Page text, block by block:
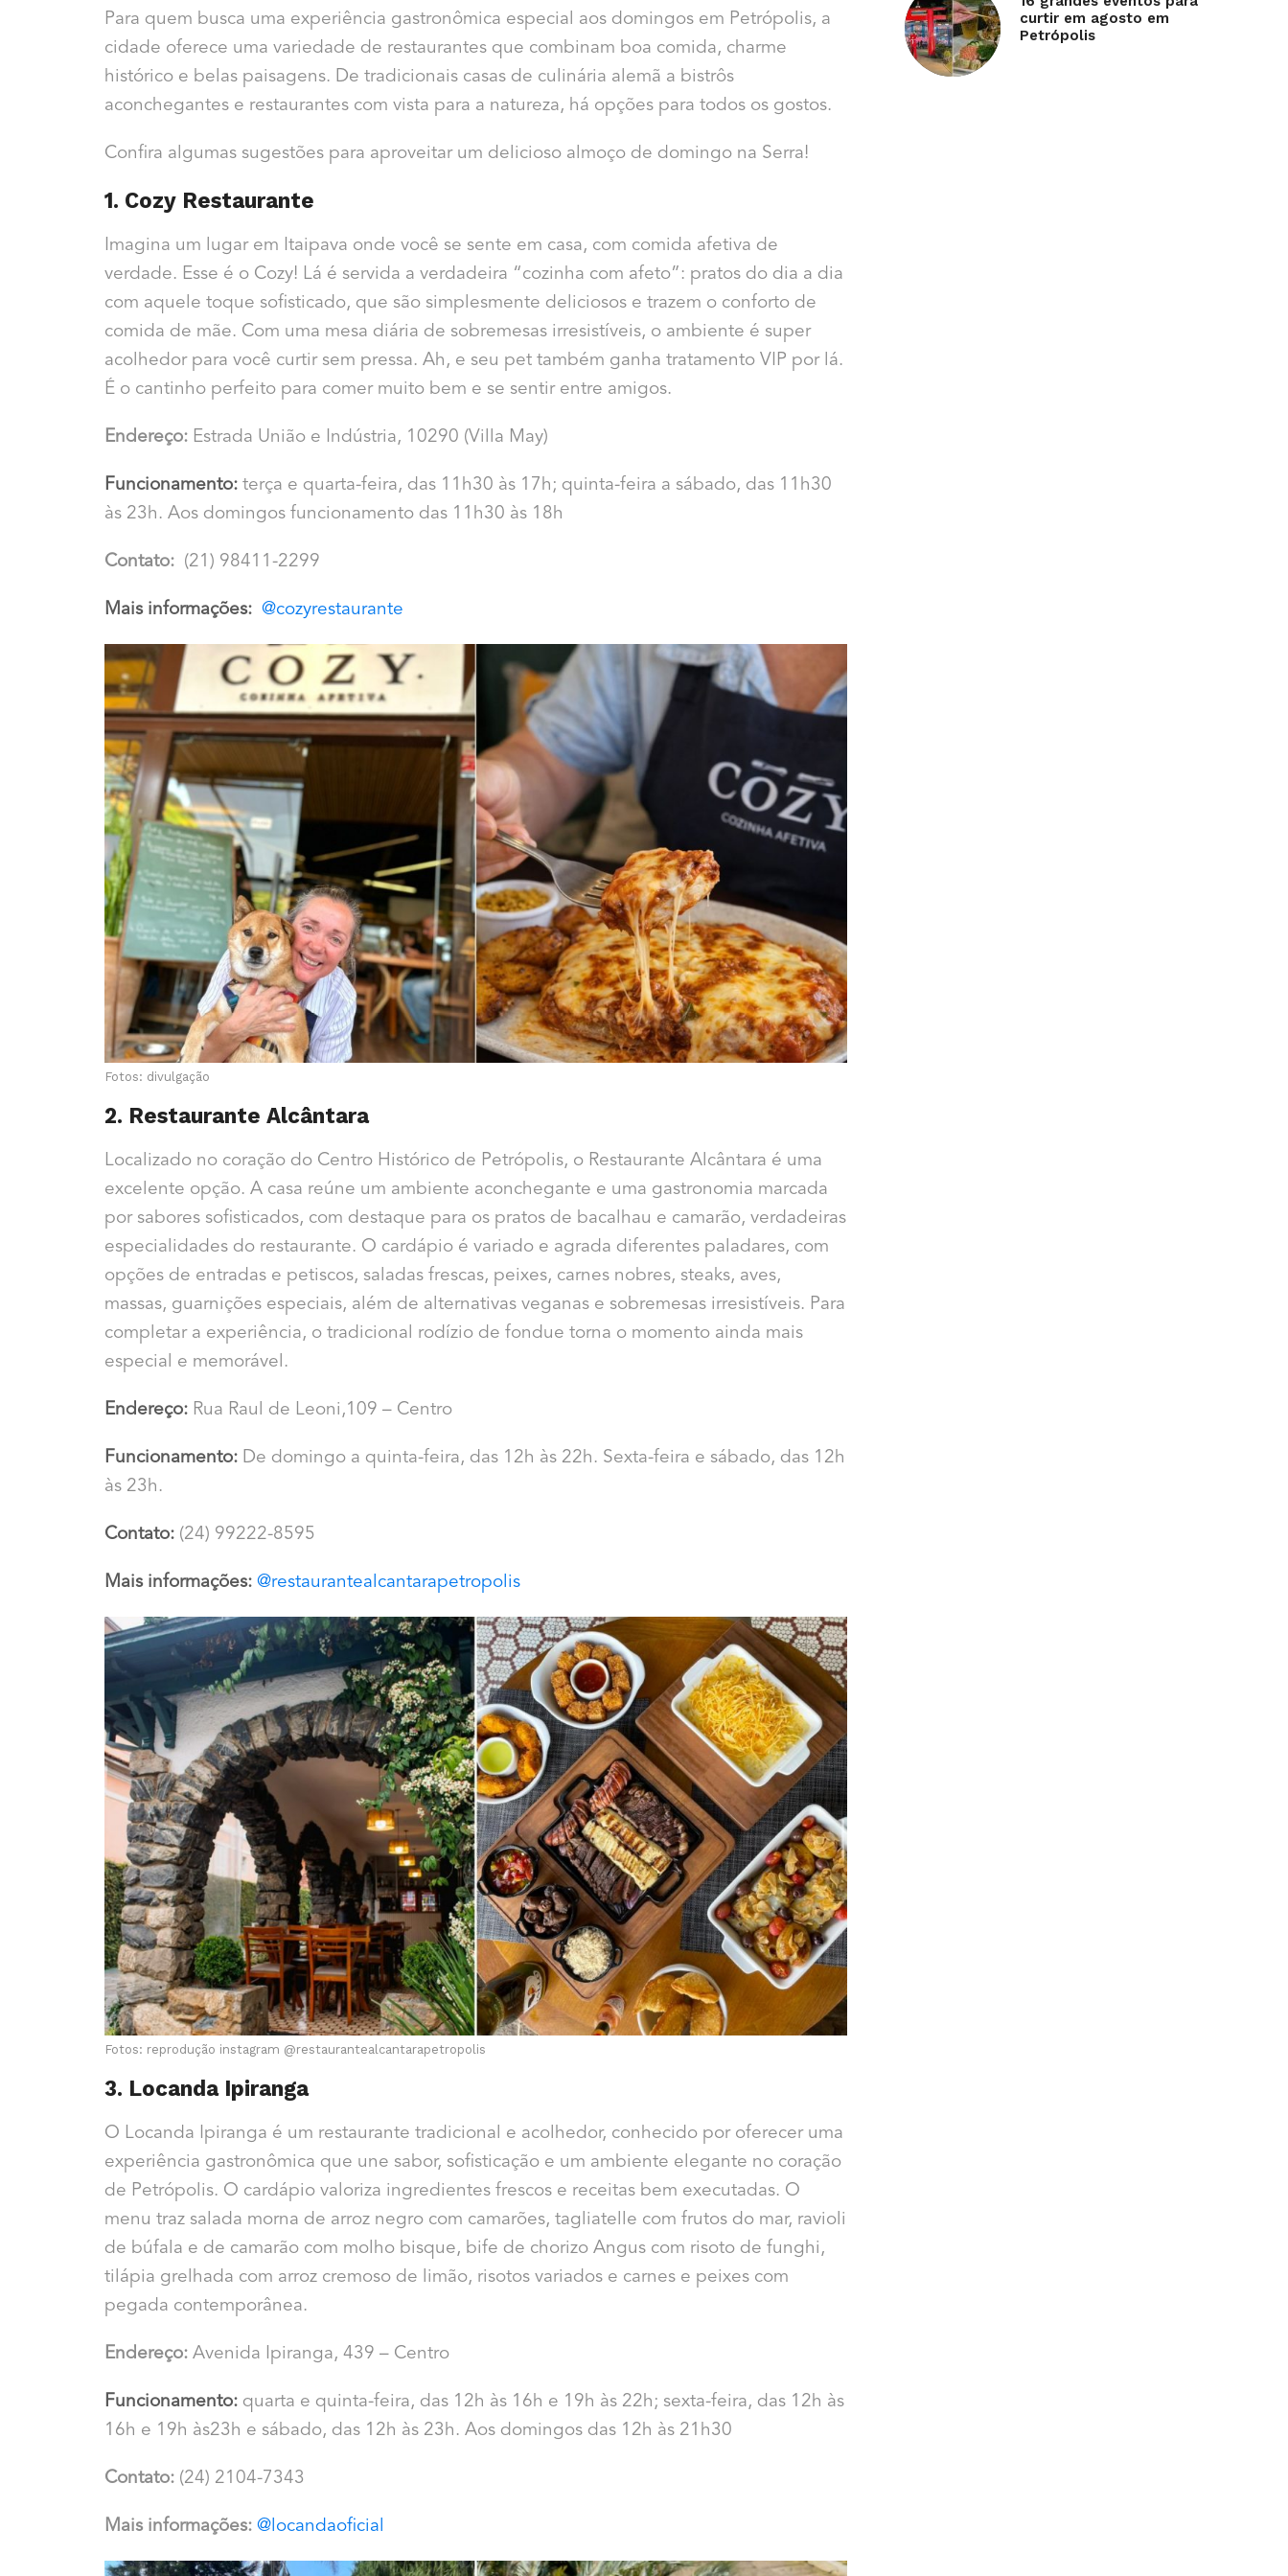
Para quem busca uma experiência gastronômica especial aos domingos em Petrópolis, a
cidade oferece uma variedade de restaurantes que combinam boa comida, charme
histórico e belas paisagens. De tradicionais casas de culinária alemã a bistrôs
aconchegantes e restaurantes com vista para a natureza, há opções para todos os gostos.
Confira algumas sugestões para aproveitar um delicioso almoço de domingo na Serra!
1. Cozy Restaurante
Imagina um lugar em Itaipava onde você se sente em casa, com comida afetiva de
verdade. Esse é o Cozy! Lá é servida a verdadeira “cozinha com afeto”: pratos do dia a dia
com aquele toque sofisticado, que são simplesmente deliciosos e trazem o conforto de
comida de mãe. Com uma mesa diária de sobremesas irresistíveis, o ambiente é super
acolhedor para você curtir sem pressa. Ah, e seu pet também ganha tratamento VIP por lá.
É o cantinho perfeito para comer muito bem e se sentir entre amigos.
Endereço: Estrada União e Indústria, 10290 (Villa May)
Funcionamento: terça e quarta-feira, das 11h30 às 17h; quinta-feira a sábado, das 11h30
às 23h. Aos domingos funcionamento das 11h30 às 18h
Contato: (21) 98411-2299
Mais informações:@cozyrestaurante
Fotos: divulgação
2. Restaurante Alcântara
Localizado no coração do Centro Histórico de Petrópolis, o Restaurante Alcântara é uma
excelente opção. A casa reúne um ambiente aconchegante e uma gastronomia marcada
por sabores sofisticados, com destaque para os pratos de bacalhau e camarão, verdadeiras
especialidades do restaurante. O cardápio é variado e agrada diferentes paladares, com
opções de entradas e petiscos, saladas frescas, peixes, carnes nobres, steaks, aves,
massas, guarnições especiais, além de alternativas veganas e sobremesas irresistíveis. Para
completar a experiência, o tradicional rodízio de fondue torna o momento ainda mais
especial e memorável.
Endereço: Rua Raul de Leoni,109 – Centro
Funcionamento: De domingo a quinta-feira, das 12h às 22h. Sexta-feira e sábado, das 12h
às 23h.
Contato: (24) 99222-8595
Mais informações:@restaurantealcantarapetropolis
Fotos: reprodução instagram @restaurantealcantarapetropolis
3. Locanda Ipiranga
O Locanda Ipiranga é um restaurante tradicional e acolhedor, conhecido por oferecer uma
experiência gastronômica que une sabor, sofisticação e um ambiente elegante no coração
de Petrópolis. O cardápio valoriza ingredientes frescos e receitas bem executadas. O
menu traz salada morna de arroz negro com camarões, tagliatelle com frutos do mar, ravioli
de búfala e de camarão com molho bisque, bife de chorizo Angus com risoto de funghi,
tilápia grelhada com arroz cremoso de limão, risotos variados e carnes e peixes com
pegada contemporânea.
Endereço: Avenida Ipiranga, 439 – Centro
Funcionamento: quarta e quinta-feira, das 12h às 16h e 19h às 22h; sexta-feira, das 12h às
16h e 19h às23h e sábado, das 12h às 23h. Aos domingos das 12h às 21h30
Contato: (24) 2104-7343
Mais informações: @locandaoficial
curtir em agosto em
Petrópolis